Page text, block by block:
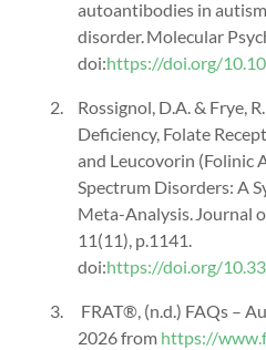
autoantibodies in
disorder. Molecular
doi:https://doi.org/
‌Rossignol, D.A. & Frye,
Deficiency, Folate
and Leucovorin (Folinic
Spectrum Disorders: A
Meta-Analysis. Journal
11(11), p.1141.
doi:https://doi.org/
FRAT®, (n.d.) FAQs –
2026 from https://